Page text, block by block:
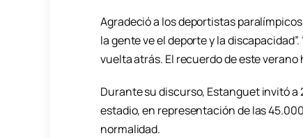
Agradeció a los deportistas
la gente ve el deporte y la
vuelta atrás. El recuerdo de este
Durante su discurso, Estanguet invitó
estadio, en representación de las
normalidad.